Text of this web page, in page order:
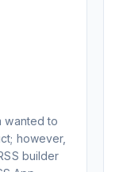
hub
you.
wanted to
however,
builder